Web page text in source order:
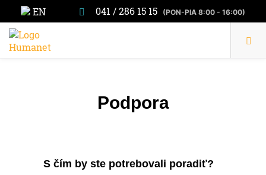
EN 041 / 286 15 15 (PON-PIA 8:00 - 16:00)
Podpora
S čím by ste potrebovali poradiť?